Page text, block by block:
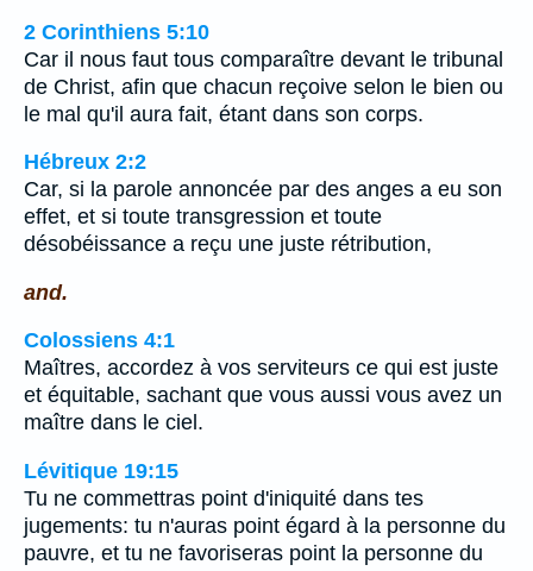
2 Corinthiens 5:10
Car il nous faut tous comparaître devant le tribunal
de Christ, afin que chacun reçoive selon le bien ou
le mal qu'il aura fait, étant dans son corps.
Hébreux 2:2
Car, si la parole annoncée par des anges a eu son
effet, et si toute transgression et toute
désobéissance a reçu une juste rétribution,
and.
Colossiens 4:1
Maîtres, accordez à vos serviteurs ce qui est juste
et équitable, sachant que vous aussi vous avez un
maître dans le ciel.
Lévitique 19:15
Tu ne commettras point d'iniquité dans tes
jugements: tu n'auras point égard à la personne du
pauvre, et tu ne favoriseras point la personne du